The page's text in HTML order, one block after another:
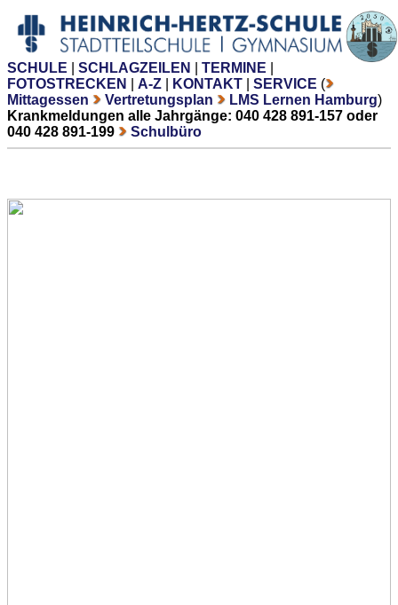
SCHULE SCHLAGZEILEN TERMINE
FOTOSTRECKEN
A-Z KONTAKT SERVICE (
Mittagessen
Vertretungsplan LMS Lernen Hamburg)
Krankmeldungen alle Jahrgänge: 040 428 891-157 oder
040 428 891-199
Schulbüro